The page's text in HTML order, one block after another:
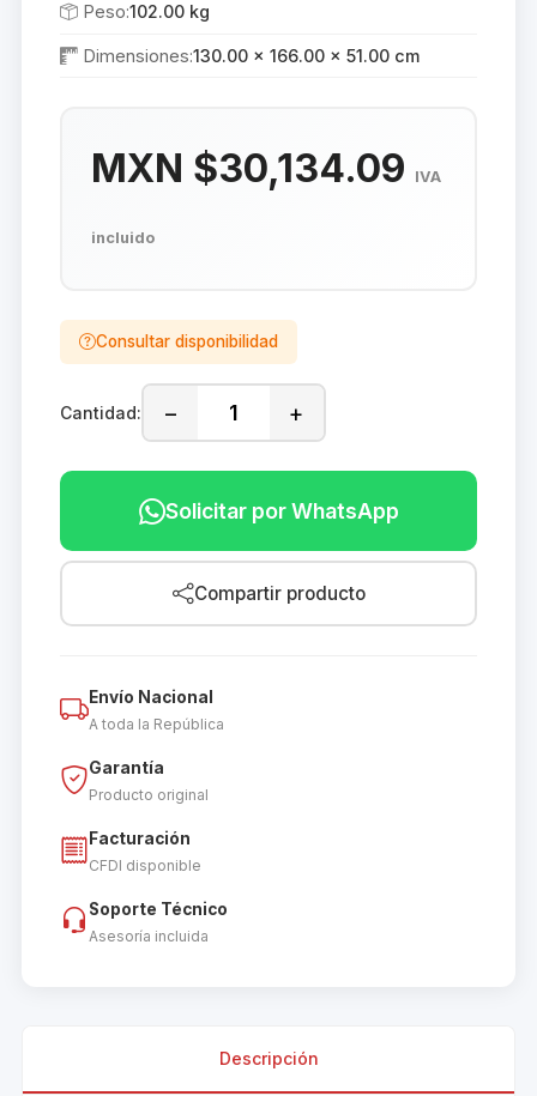
Peso:102.00 kg
Dimensiones:130.00 × 166.00 × 51.00 cm
MXN $30,134.09 IVA
incluido
Consultar disponibilidad
Cantidad: − +
Solicitar por WhatsApp
Compartir producto
Envío Nacional
A toda la República
Garantía
Producto original
Facturación
CFDI disponible
Soporte Técnico
Asesoría incluida
Descripción